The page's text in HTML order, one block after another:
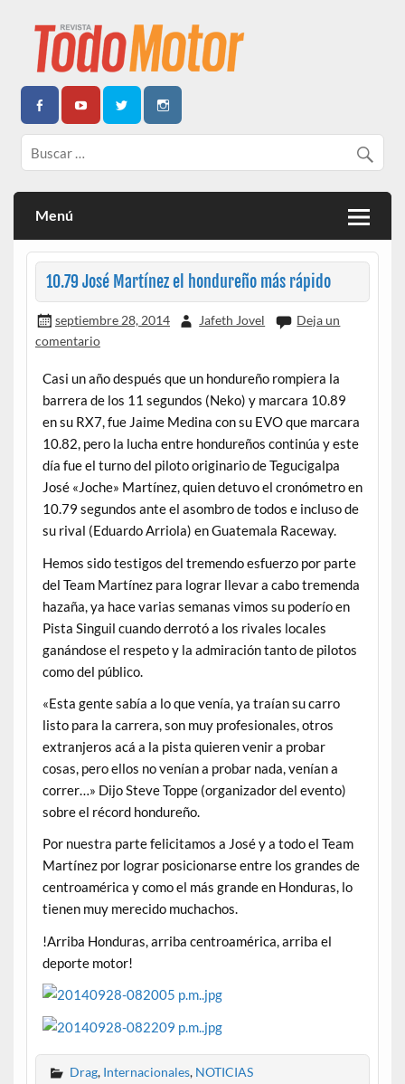
Todo Motor | Centroamérica
Menú
10.79 José Martínez el hondureño más rápido
septiembre 28, 2014 Jafeth Jovel
Deja un
comentario
Casi un año después que un hondureño rompiera la
barrera de los 11 segundos (Neko) y marcara 10.89
en su RX7, fue Jaime Medina con su EVO que marcara
10.82, pero la lucha entre hondureños continúa y este
día fue el turno del piloto originario de Tegucigalpa
José «Joche» Martínez, quien detuvo el cronómetro en
10.79 segundos ante el asombro de todos e incluso de
su rival (Eduardo Arriola) en Guatemala Raceway.
Hemos sido testigos del tremendo esfuerzo por parte
del Team Martínez para lograr llevar a cabo tremenda
hazaña, ya hace varias semanas vimos su poderío en
Pista Singuil cuando derrotó a los rivales locales
ganándose el respeto y la admiración tanto de pilotos
como del público.
«Esta gente sabía a lo que venía, ya traían su carro
listo para la carrera, son muy profesionales, otros
extranjeros acá a la pista quieren venir a probar
cosas, pero ellos no venían a probar nada, venían a
correr…» Dijo Steve Toppe (organizador del evento)
sobre el récord hondureño.
Por nuestra parte felicitamos a José y a todo el Team
Martínez por lograr posicionarse entre los grandes de
centroamérica y como el más grande en Honduras, lo
tienen muy merecido muchachos.
!Arriba Honduras, arriba centroamérica, arriba el
deporte motor!
Drag, Internacionales, NOTICIAS